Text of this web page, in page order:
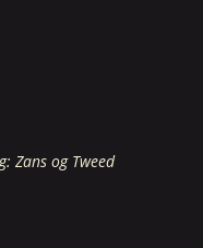
Zans og Tweed